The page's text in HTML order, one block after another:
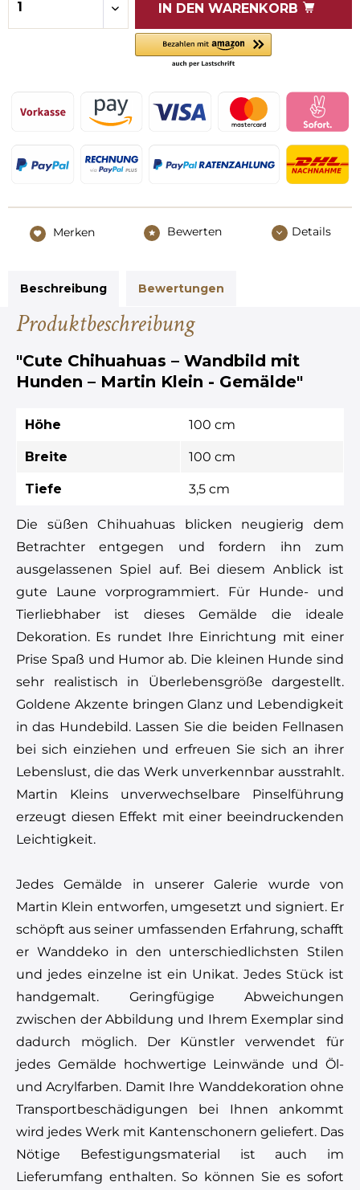
IN DEN WARENKORB
Merken Bewerten Details
Beschreibung Bewertungen
Produktbeschreibung
"Cute Chihuahuas – Wandbild mit
Hunden – Martin Klein - Gemälde"
Höhe 100 cm
Breite 100 cm
Tiefe 3,5 cm
Die süßen Chihuahuas blicken neugierig dem
Betrachter entgegen und fordern ihn zum
ausgelassenen Spiel auf. Bei diesem Anblick ist
gute Laune vorprogrammiert. Für Hunde- und
Tierliebhaber ist dieses Gemälde die ideale
Dekoration. Es rundet Ihre Einrichtung mit einer
Prise Spaß und Humor ab. Die kleinen Hunde sind
sehr realistisch in Überlebensgröße dargestellt.
Goldene Akzente bringen Glanz und Lebendigkeit
in das Hundebild. Lassen Sie die beiden Fellnasen
bei sich einziehen und erfreuen Sie sich an ihrer
Lebenslust, die das Werk unverkennbar ausstrahlt.
Martin Kleins unverwechselbare Pinselführung
erzeugt diesen Effekt mit einer beeindruckenden
Leichtigkeit.
Jedes Gemälde in unserer Galerie wurde von
Martin Klein entworfen, umgesetzt und signiert. Er
schöpft aus seiner umfassenden Erfahrung, schafft
er Wanddeko in den unterschiedlichsten Stilen
und jedes einzelne ist ein Unikat. Jedes Stück ist
handgemalt. Geringfügige Abweichungen
zwischen der Abbildung und Ihrem Exemplar sind
dadurch möglich. Der Künstler verwendet für
jedes Gemälde hochwertige Leinwände und Öl-
und Acrylfarben. Damit Ihre Wanddekoration ohne
Transportbeschädigungen bei Ihnen ankommt
wird jedes Werk mit Kantenschonern geliefert. Das
Nötige Befestigungsmaterial ist auch im
Lieferumfang enthalten. So können Sie es sofort